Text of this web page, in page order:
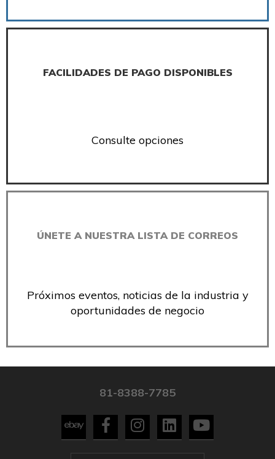
FACILIDADES DE PAGO DISPONIBLES
Consulte opciones
ÚNETE A NUESTRA LISTA DE CORREOS
Próximos eventos, noticias de la industria y
oportunidades de negocio
81-8388-7785